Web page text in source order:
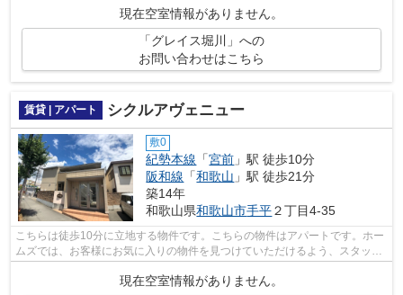
現在空室情報がありません。
「グレイス堀川」への
お問い合わせはこちら
賃貸 | アパート シクルアヴェニュー
敷0
紀勢本線 「宮前 」駅 徒歩10分
阪和線 「和歌山 」駅 徒歩21分
築14年
和歌山県和歌山市手平２丁目4-35
こちらは徒歩10分に立地する物件です。こちらの物件はアパートです。ホー
ムズでは、お客様にお気に入りの物件を見つけていただけるよう、スタッフ
現在空室情報がありません。